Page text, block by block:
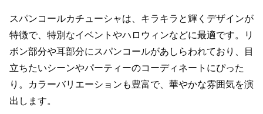
スパンコールカチューシャは、キラキラと輝くデザインが
特徴で、特別なイベントやハロウィンなどに最適です。リ
ボン部分や耳部分にスパンコールがあしらわれており、目
立ちたいシーンやパーティーのコーディネートにぴった
り。カラーバリエーションも豊富で、華やかな雰囲気を演
出します。